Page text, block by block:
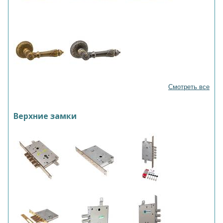
Смотреть все
Верхние замки